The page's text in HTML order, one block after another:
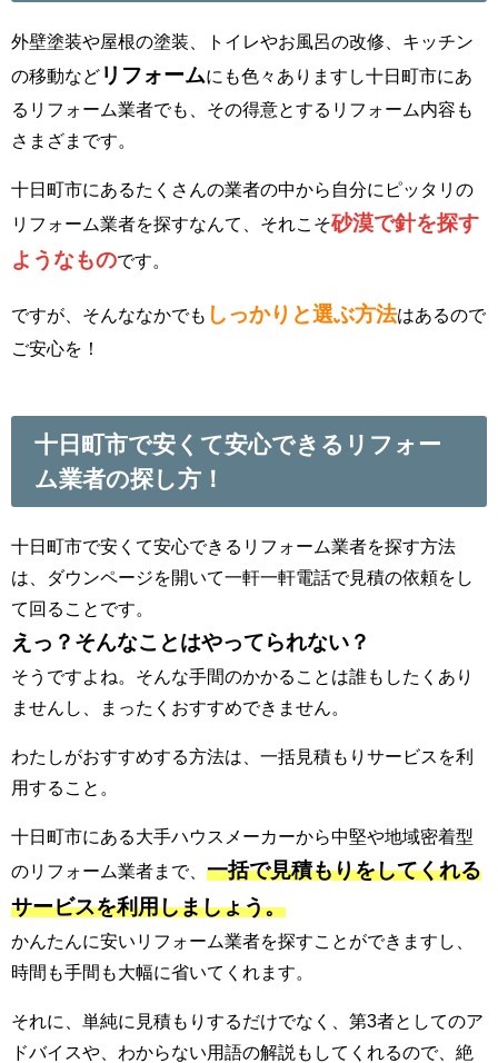
外壁塗装や屋根の塗装、トイレやお風呂の改修、キッチン
の移動など リフォームにも色々ありますし十日町市にあ
るリフォーム業者でも、その得意とするリフォーム内容も
さまざまです。
十日町市にあるたくさんの業者の中から自分にピッタリの
リフォーム業者を探すなんて、それこそ砂漠で針を探す
ようなものです。
ですが、そんななかでも しっかりと選ぶ方法はあるので
ご安心を！
十日町市で安くて安心できるリフォー
ム業者の探し方！
十日町市で安くて安心できるリフォーム業者を探す方法
は、ダウンページを開いて一軒一軒電話で見積の依頼をし
て回ることです。
えっ？そんなことはやってられない？
そうですよね。そんな手間のかかることは誰もしたくあり
ませんし、まったくおすすめできません。
わたしがおすすめする方法は、一括見積もりサービスを利
用すること。
十日町市にある大手ハウスメーカーから中堅や地域密着型
のリフォーム業者まで、 一括で見積もりをしてくれる
サービスを利用しましょう。
かんたんに安いリフォーム業者を探すことができますし、
時間も手間も大幅に省いてくれます。
それに、単純に見積もりするだけでなく、第3者としてのア
ドバイスや、わからない用語の解説もしてくれるので、絶